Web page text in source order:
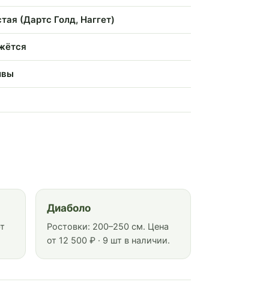
(Дартс Голд, Наггет)
Диаболо
Ростовки: 200–250 см. Цена
от 12 500 ₽ · 9 шт в наличии.